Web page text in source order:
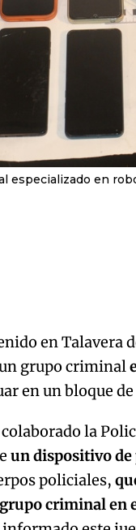
especializado en
en Talavera
grupo criminal
en un bloque
la
un dispositivo
policiales,
criminal en